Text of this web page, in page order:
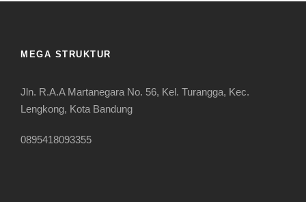
MEGA STRUKTUR
Jln. R.A.A Martanegara No. 56, Kel. Turangga, Kec.
Lengkong, Kota Bandung
0895418093355